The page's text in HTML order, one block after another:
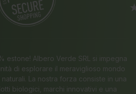
estone! Albero Verde SRL si impegna
di esplorare il meraviglioso mondo
La nostra forza consiste in una
biologici, marchi innovativi e una